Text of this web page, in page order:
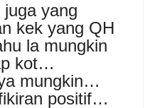
yang
kek yang QH
la mungkin
kot…
mungkin…
positif…